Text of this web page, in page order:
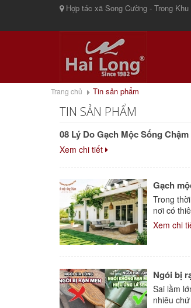
Hợp tác xã Song Cường - Trong
Trang chủ Tin sản phẩm
TIN SẢN PHẨM
08 Lý Do Gạch Mộc Sống
Xem chi tiết
Gạch
Trong
nơi có
Xem chi
Ngói bị
Sai lầm
nhiêu